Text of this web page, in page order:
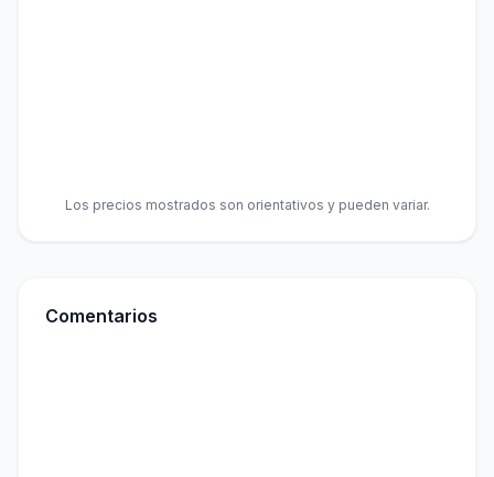
Los precios mostrados son orientativos y pueden variar.
Comentarios